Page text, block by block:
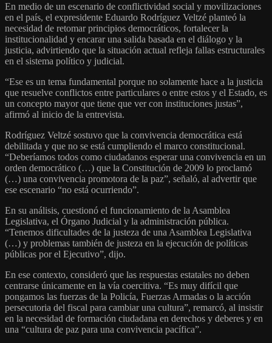
En medio de un escenario de conflictividad social y movilizaciones
en el país, el expresidente Eduardo Rodríguez Veltzé planteó la
necesidad de retomar principios democráticos, fortalecer la
institucionalidad y encarar una salida basada en el diálogo y la
justicia, advirtiendo que la situación actual refleja fallas estructurales
en el sistema político y judicial.
“Ese es un tema fundamental porque no solamente hace a la justicia
que resuelve conflictos entre particulares o entre estos y el Estado, es
un concepto mayor que tiene que ver con instituciones justas”,
afirmó al inicio de la entrevista.
Rodríguez Veltzé sostuvo que la convivencia democrática está
debilitada y que no se está cumpliendo el marco constitucional.
“Deberíamos todos como ciudadanos esperar una convivencia en un
orden democrático (…) que la Constitución de 2009 lo proclamó
(…) una convivencia promotora de la paz”, señaló, al advertir que
ese escenario “no está ocurriendo”.
En su análisis, cuestionó el funcionamiento de la Asamblea
Legislativa, el Órgano Judicial y la administración pública.
“Tenemos dificultades de la justeza de una Asamblea Legislativa
(…) y problemas también de justeza en la ejecución de políticas
públicas por el Ejecutivo”, dijo.
En ese contexto, consideró que las respuestas estatales no deben
centrarse únicamente en la vía coercitiva. “Es muy difícil que
pongamos las fuerzas de la Policía, Fuerzas Armadas o la acción
persecutoria del fiscal para cambiar una cultura”, remarcó, al insistir
en la necesidad de formación ciudadana en derechos y deberes y en
una “cultura de paz para una convivencia pacífica”.